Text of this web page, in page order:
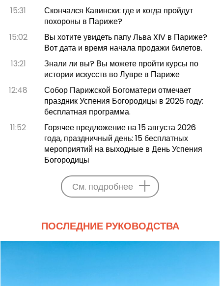
15:31
Скончался Кавински: где и когда пройдут
похороны в Париже?
15:02
Вы хотите увидеть папу Льва XIV в Париже?
Вот дата и время начала продажи билетов.
13:21
Знали ли вы? Вы можете пройти курсы по
истории искусств во Лувре в Париже
12:48
Собор Парижской Богоматери отмечает
праздник Успения Богородицы в 2026 году:
бесплатная программа.
11:52
Горячее предложение на 15 августа 2026
года, праздничный день: 15 бесплатных
мероприятий на выходные в День Успения
Богородицы
См. подробнее
ПОСЛЕДНИЕ РУКОВОДСТВА